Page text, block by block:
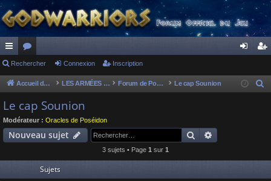
ac
co
ur
ci
or
u
s
ne cri
Rechercher Connexion Inscription
Accueil du forum LES ARMÉES DIVINES - FORUMS DE CLAN Forum de Poséidon Le cap Sounion
c
Le cap Sounion
Modérateur : Oracles de Poséidon
Nouveau sujet Rechercher
3 sujets • Page 1 sur 1
Sujets